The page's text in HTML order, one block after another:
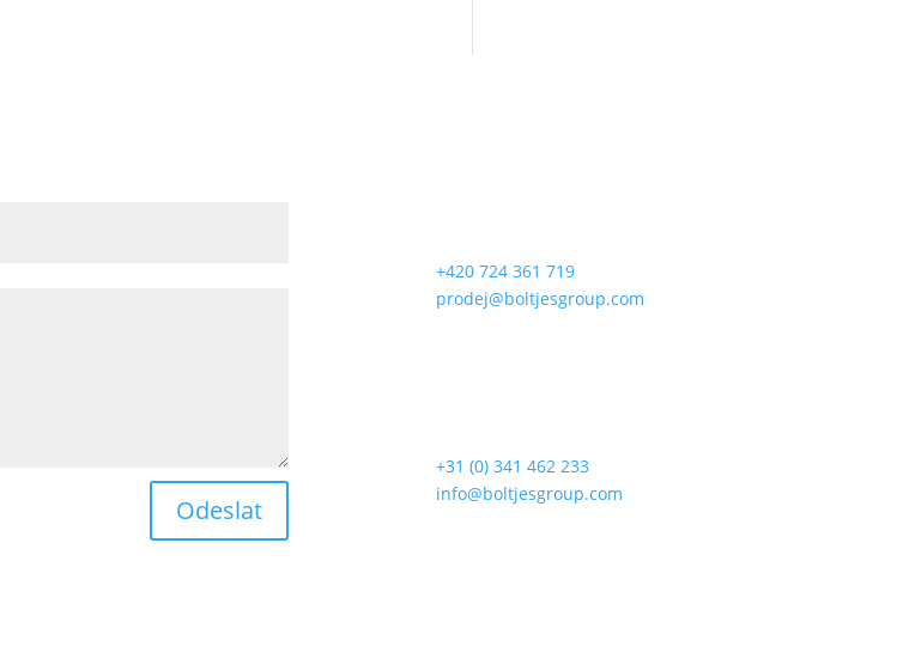
Odeslat
T:+420 724 361 719
prodej@boltjesgroup.com
T:+31 (0) 341 462 233
info@boltjesgroup.com